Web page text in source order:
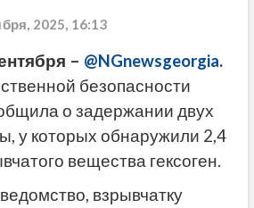
2025, 16:13
– @NGnewsgeorgia.
безопасности
о задержании двух
у которых обнаружили 2,4
вещества гексоген.
взрывчатку